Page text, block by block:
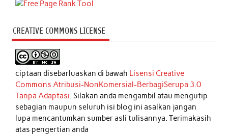
CREATIVE COMMONS LICENSE
ciptaan disebarluaskan di bawah Lisensi Creative
Commons Atribusi-NonKomersial-BerbagiSerupa 3.0
Tanpa Adaptasi. Silakan anda mengambil atau mengutip
sebagian maupun seluruh isi blog ini asalkan jangan
lupa mencantumkan sumber asli tulisannya. Terimakasih
atas pengertian anda